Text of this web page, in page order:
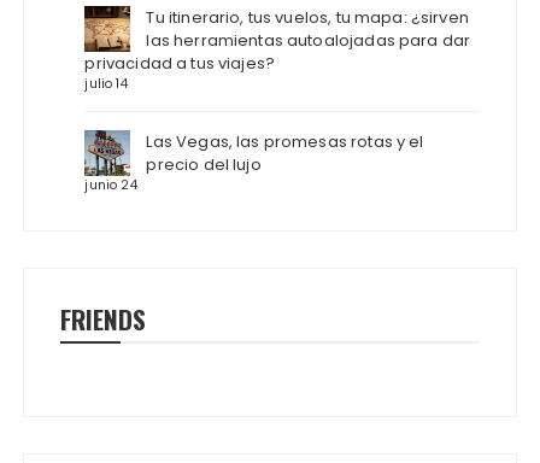
Tu itinerario, tus vuelos, tu mapa: ¿sirven
las herramientas autoalojadas para dar
privacidad a tus viajes?
julio 14
Las Vegas, las promesas rotas y el
precio del lujo
junio 24
FRIENDS